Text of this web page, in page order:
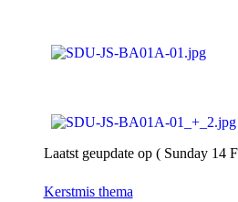
Laatst geupdate op ( Sunday 14
Kerstmis thema